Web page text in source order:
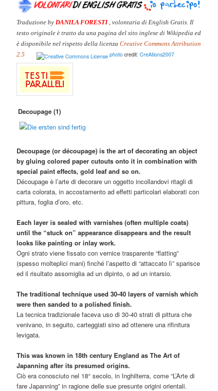
Traduzione byDANILA FORESTI , volontaria di English Gratis. Il
testo originale è tratto da una pagina del sito inglese di Wikipedia ed
è disponibile nel rispetto della licenzaCreative Commons Attribution
2.5
photo credit:CreAtions2007
Decoupage (1)
Decoupage (or découpage) is the art of decorating an object
by gluing colored paper cutouts onto it incombination with
special paint effects, gold leaf and so on.
Découpage è l’arte di decorare un oggetto incollandovi ritagli di
carta colorata, in accostamento ad effetti particolari elaborati con
pittura, foglia d’oro, etc.
Each layer is sealed with varnishes (often multiple coats)
until the “stuck on” appearance disappears and the result
looks like painting or inlay work.
Ogni strato viene fissato con vernice trasparente “flatting”
(spesso molteplici mani) finché l’aspetto di “attaccato lì” sparisce
ed il risultato assomiglia ad un dipinto, o ad un intarsio.
The traditional technique used 30-40 layers of varnish which
were then sanded to a polished finish.
La tecnica tradizionale faceva uso di 30-40 strati di pittura che
venivano, in seguito, carteggiati sino ad ottenere una rifinitura
levigata.
This was known in 18th century England as The Art of
Japanning after its presumed origins.
Ciò era conosciuto nel 18° secolo, in Inghilterra, come “L’Arte di
fare Japanning” in ragione delle sue presunte origini orientali.